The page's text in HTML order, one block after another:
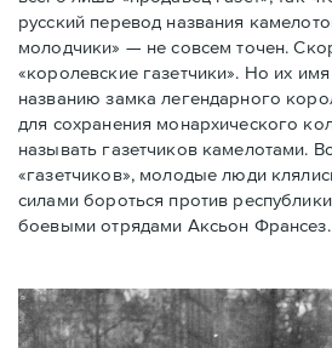
русский перевод названия
молодчики» — не совсем точен.
«королевские газетчики». Но их
названию замка легендарного
для сохранения монархического
называть газетчиков камелотами.
«газетчиков», молодые люди
силами бороться против
боевыми отрядами Аксьон Франсез.